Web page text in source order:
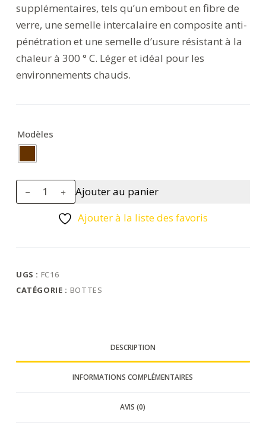
supplémentaires, tels qu’un embout en fibre de
verre, une semelle intercalaire en composite anti-
pénétration et une semelle d’usure résistant à la
chaleur à 300 ° C. Léger et idéal pour les
environnements chauds.
Modèles
quantité
de
Indiana
S3
Ajouter au panier
Ajouter à la liste des favoris
UGS : FC16
CATÉGORIE : BOTTES
DESCRIPTION
INFORMATIONS COMPLÉMENTAIRES
AVIS (0)